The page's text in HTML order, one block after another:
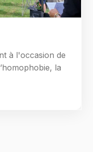
à l'occasion de
la